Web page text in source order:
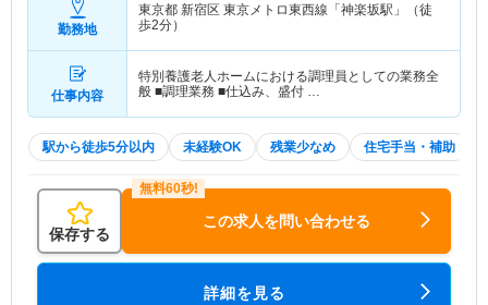
勤務地
東京都 新宿区 東京メトロ東西線「神楽坂駅」（徒
歩2分）
仕事内容
特別養護老人ホームにおける調理員としての業務全
般 ■調理業務 ■仕込み、盛付 …
駅から徒歩5分以内 未経験OK 残業少なめ 住宅手当・補助
保存する
この求人を問い合わせる
詳細を見る